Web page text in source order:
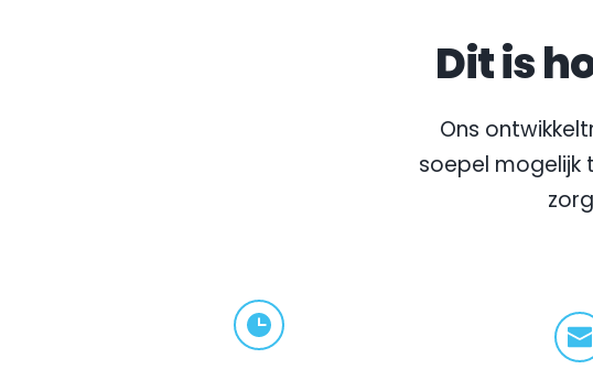
Dit is
Ons
soepel mogelijk